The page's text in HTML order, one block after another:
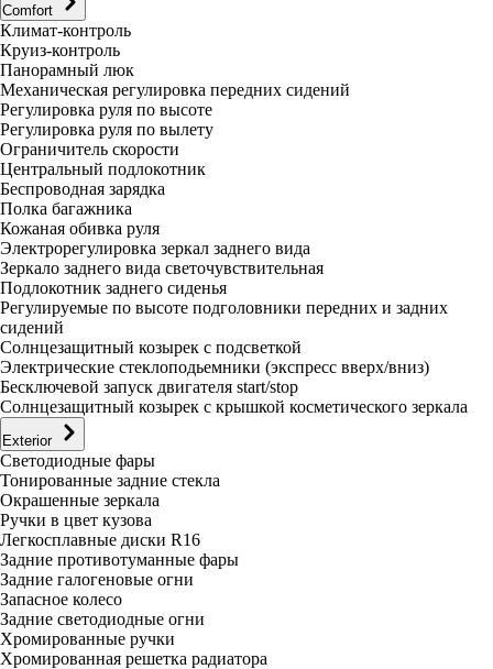
Comfort
Климат-контроль
Круиз-контроль
Панорамный люк
Механическая регулировка передних сидений
Регулировка руля по высоте
Регулировка руля по вылету
Ограничитель скорости
Центральный подлокотник
Беспроводная зарядка
Полка багажника
Кожаная обивка руля
Электрорегулировка зеркал заднего вида
Зеркало заднего вида светочувствительная
Подлокотник заднего сиденья
Регулируемые по высоте подголовники передних и задних
сидений
Солнцезащитный козырек с подсветкой
Электрические стеклоподьемники (экспресс вверх/вниз)
Бесключевой запуск двигателя start/stop
Солнцезащитный козырек с крышкой косметического зеркала
Exterior
Светодиодные фары
Тонированные задние стекла
Окрашенные зеркала
Ручки в цвет кузова
Легкосплавные диски R16
Задние противотуманные фары
Задние галогеновые огни
Запасное колесо
Задние светодиодные огни
Хромированные ручки
Хромированная решетка радиатора